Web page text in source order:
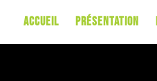
Accueil Présentation